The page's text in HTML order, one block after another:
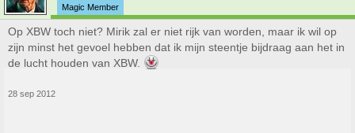
Magic Member
Op XBW toch niet? Mirik zal er niet rijk van worden, maar ik wil op
zijn minst het gevoel hebben dat ik mijn steentje bijdraag aan het in
de lucht houden van XBW.
28 sep 2012